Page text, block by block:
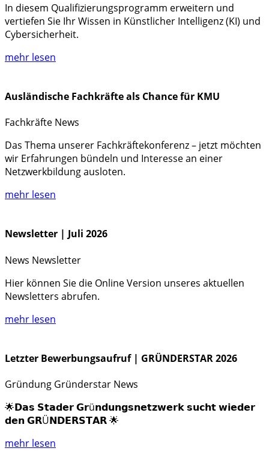
In diesem Qualifizierungsprogramm erweitern und
vertiefen Sie Ihr Wissen in Künstlicher Intelligenz (KI) und
Cybersicherheit.
mehr lesen
Ausländische Fachkräfte als Chance für KMU
Fachkräfte News
Das Thema unserer Fachkräftekonferenz – jetzt möchten
wir Erfahrungen bündeln und Interesse an einer
Netzwerkbildung ausloten.
mehr lesen
Newsletter | Juli 2026
News Newsletter
Hier können Sie die Online Version unseres aktuellen
Newsletters abrufen.
mehr lesen
Letzter Bewerbungsaufruf | GRÜNDERSTAR 2026
Gründung Gründerstar News
🌟𝗗𝗮𝘀 𝗦𝘁𝗮𝗱𝗲𝗿 𝗚𝗿ü𝗻𝗱𝘂𝗻𝗴𝘀𝗻𝗲𝘁𝘇𝘄𝗲𝗿𝗸 𝘀𝘂𝗰𝗵𝘁 𝘄𝗶𝗲𝗱𝗲𝗿
𝗱𝗲𝗻 𝗚𝗥Ü𝗡𝗗𝗘𝗥𝗦𝗧𝗔𝗥 🌟
mehr lesen